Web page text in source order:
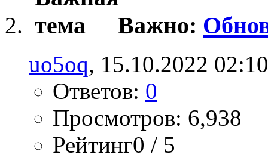
Важно:
uo5oq, 15.10.2022 02:10
Ответов: 0
Просмотров: 6,938
Рейтинг0 / 5